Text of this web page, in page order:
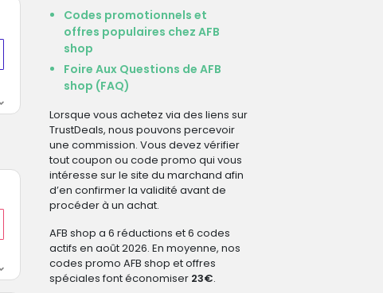
Codes promotionnels et
offres populaires chez AFB
shop
Foire Aux Questions de AFB
shop (FAQ)
Lorsque vous achetez via des liens sur
TrustDeals, nous pouvons percevoir
une commission. Vous devez vérifier
tout coupon ou code promo qui vous
intéresse sur le site du marchand afin
d’en confirmer la validité avant de
procéder à un achat.
AFB shop a 6 réductions et 6 codes
actifs en août 2026. En moyenne, nos
codes promo AFB shop et offres
spéciales font économiser 23€.